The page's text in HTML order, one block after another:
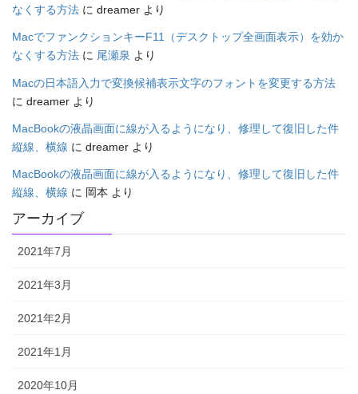
なくする方法 に dreamer より
MacでファンクションキーF11（デスクトップ全画面表示）を効か
なくする方法 に 尾瀬泉 より
Macの日本語入力で変換候補表示文字のフォントを変更する方法
に dreamer より
MacBookの液晶画面に線が入るようになり、修理して復旧した件
縦線、横線 に dreamer より
MacBookの液晶画面に線が入るようになり、修理して復旧した件
縦線、横線 に 岡本 より
アーカイブ
2021年7月
2021年3月
2021年2月
2021年1月
2020年10月